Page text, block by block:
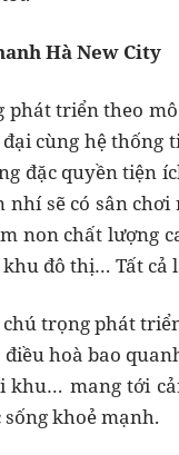
Hà New City
phát triển theo
cùng hệ thống
đặc quyền tiện
nhí sẽ có sân
non chất lượng
đô thị… Tất cả
chú trọng phát
hoà bao
khu… mang tới
khoẻ mạnh.